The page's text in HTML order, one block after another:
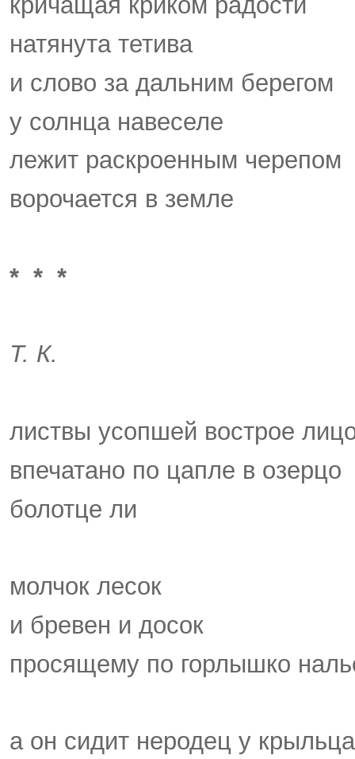
натянута тетива
и слово за дальним берегом
у солнца навеселе
лежит раскроенным черепом
ворочается в земле
* * *
Т. К.
листвы усопшей вострое
впечатано по цапле в озерцо
болотце ли
молчок лесок
и бревен и досок
просящему по горлышко
а он сидит неродец у крыльца